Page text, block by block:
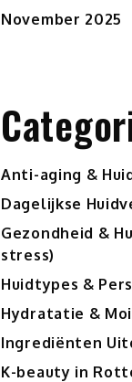
November 2025
Anti-aging &
Dagelijkse
Gezondheid &
stress)
Huidtypes &
Hydratatie &
Ingrediënten
K-beauty in